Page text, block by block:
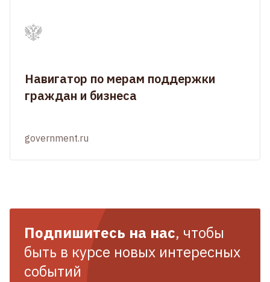
Навигатор по мерам поддержки
граждан и бизнеса
government.ru
Подпишитесь на нас, чтобы
быть в курсе новых интересных
событий